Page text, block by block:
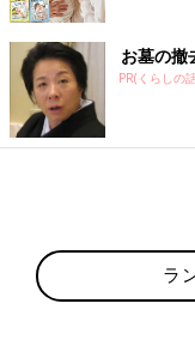
お墓の撤
PR(くらしの
ラ